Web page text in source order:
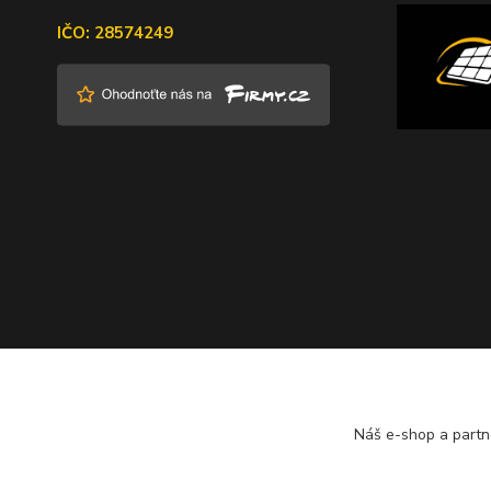
IČO: 28574249
Náš e-shop a